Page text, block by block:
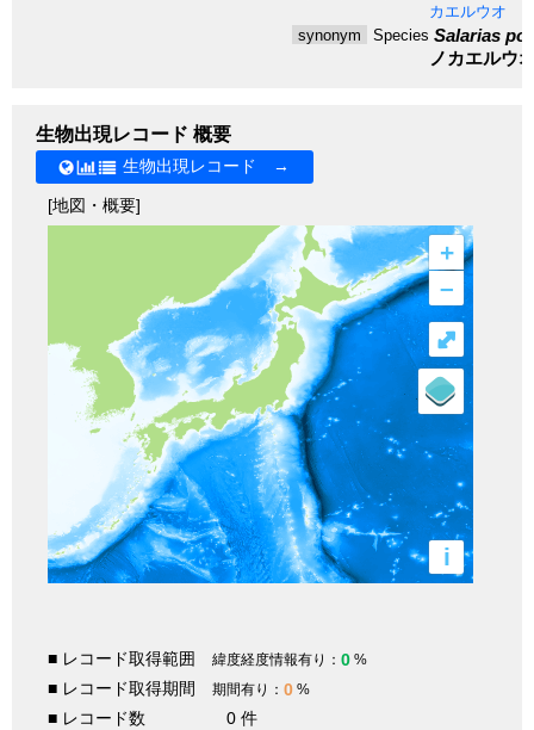
カエルウオ
synonym
Species Salarias
ノカエルウ
生物出現レコード 概要
生物出現レコード →
[地図・概要]
+
–
i
⤢
■ レコード取得範囲 緯度経度情報有り： 0 %
■ レコード取得期間 期間有り： 0 %
■ レコード数
0 件